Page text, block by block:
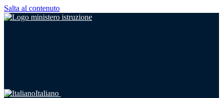
Salta al contenuto
Italiano